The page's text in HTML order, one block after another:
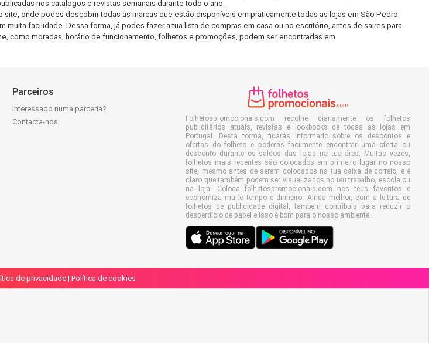
nos catálogos e revistas semanais durante todo o ano.
onde podes descobrir todas as marcas que estão disponíveis em praticamente todas as lojas em São Pedro.
facilidade. Dessa forma, já podes fazer a tua lista de compras em casa ou no escritório, antes de saires para
como moradas, horário de funcionamento, folhetos e promoções, podem ser encontradas em
Parceiros
Interessado numa parceria?
Contacta-nos
Folhetospromocionais.com recolhe diariamente os folhetos
publicitários atuais, revistas e lookbooks de todas as lojas em
Portugal. Desta forma, ficarás informado sobre os descontos e
ofertas do folheto e poderás facilmente encontrar uma oferta ou
desconto durante os saldos das lojas na tua área. Muitas vezes,
folhetos mais recentes são colocados em primeiro lugar no nosso
site, mesmo antes de serem colocados na tua caixa de correio, e é
claro que também podem ser visualizados no teu trabalho, escola ou
na loja. Coloca folhetospromocionais.com nos teus favoritos e
economiza muito tempo e dinheiro. Ainda melhor, com a leitura de
folhetos de publicidade digital, também contribuis para reduzir o
desperdício de papel e isso é bom para o nosso ambiente.
de privacidade| Política de cookies